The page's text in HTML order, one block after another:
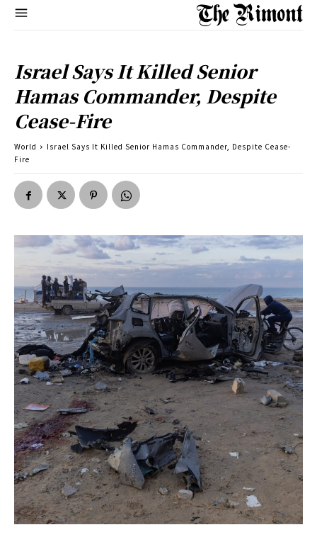
Israel Says It Killed Senior
Hamas Commander, Despite
Cease-Fire
World
Israel Says It Killed Senior Hamas Commander, Despite Cease-
Fire